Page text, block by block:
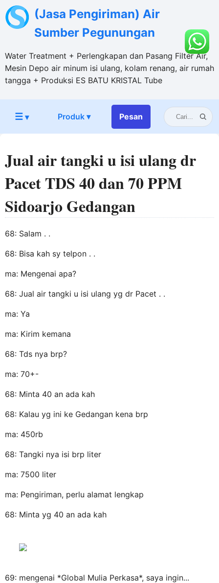
(Jasa Pengiriman) Air
Sumber Pegunungan
Water Treatment + Perlengkapan dan Pasang Filter Air,
Mesin Depo air minum isi ulang, kolam renang, air rumah
tangga + Produksi ES BATU KRISTAL Tube
☰▾ Produk ▾ Pesan
Jual air tangki u isi ulang dr
Pacet TDS 40 dan 70 PPM
Sidoarjo Gedangan
68: Salam . .
68: Bisa kah sy telpon . .
ma: Mengenai apa?
68: Jual air tangki u isi ulang yg dr Pacet . .
ma: Ya
ma: Kirim kemana
68: Tds nya brp?
ma: 70+-
68: Minta 40 an ada kah
68: Kalau yg ini ke Gedangan kena brp
ma: 450rb
68: Tangki nya isi brp liter
ma: 7500 liter
ma: Pengiriman, perlu alamat lengkap
68: Minta yg 40 an ada kah
69: mengenai *Global Mulia Perkasa*, saya ingin...